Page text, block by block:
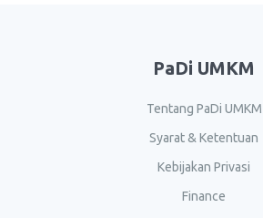
PaDi UMKM
Tentang PaDi UMKM
Syarat & Ketentuan
Kebijakan Privasi
Finance